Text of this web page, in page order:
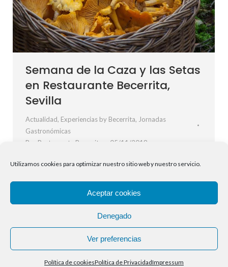
Utilizamos cookies para optimizar nuestro sitio web y nuestro servicio.
Aceptar cookies
Denegado
Ver preferencias
Política de cookiesPolítica de PrivacidadImpressum
Semana de la Caza y las Setas
en Restaurante Becerrita,
Sevilla
Actualidad, Experiencias by Becerrita, Jornadas
Gastronómicas
Por Restaurante Becerrita 05/11/2018
Época de caza, recogida de setas, se abre la temporada
restaurante Becerrita. Semana de la Caza y las setas en
Restaurante Becerrita, Sevilla Del 5 al 11 de Noviembre